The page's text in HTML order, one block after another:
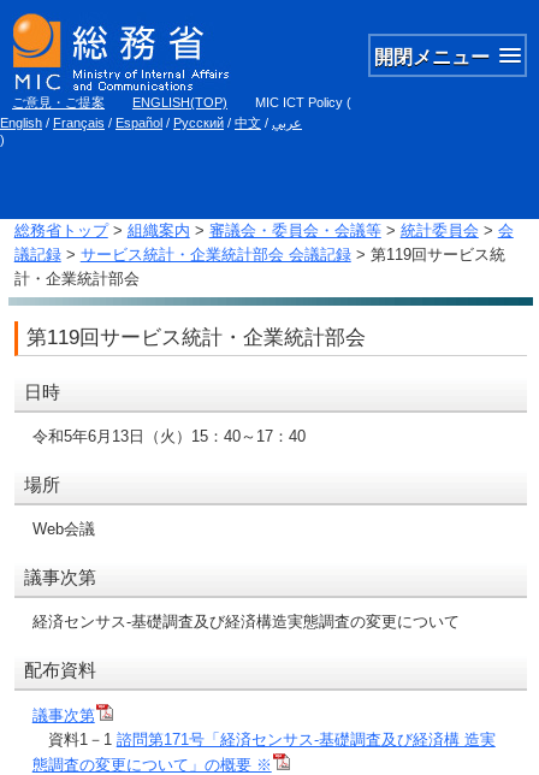
開閉メニュー
ご意見・ご提案 ENGLISH(TOP) MIC ICT Policy (
English / Français / Español / Русский / 中文 / عربي
)
総務省トップ> 組織案内 > 審議会・委員会・会議等> 統計委員会 > 会
議記録> サービス統計・企業統計部会 会議記録> 第119回サービス統
計・企業統計部会
第119回サービス統計・企業統計部会
日時
令和5年6月13日（火）15：40～17：40
場所
Web会議
議事次第
経済センサス‐基礎調査及び経済構造実態調査の変更について
配布資料
議事次第
資料1－1 諮問第171号「経済センサス‐基礎調査及び経済構 造実
態調査の変更について」の概要 ※